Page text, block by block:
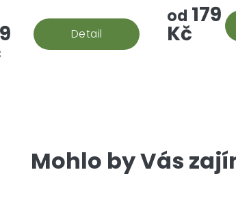
Detail
nabízí významné
účinky. Tento
od 179
Kč
CBG izolátu!
% vám
produkt,
Mohlo by Vás